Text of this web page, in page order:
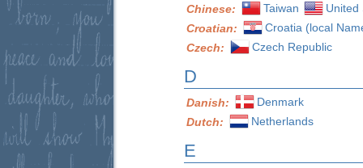
Chinese:
Taiwan
United
Croatian:
Croatia (local
Czech:
Czech Republic
D
Danish:
Denmark
Dutch:
Netherlands
E